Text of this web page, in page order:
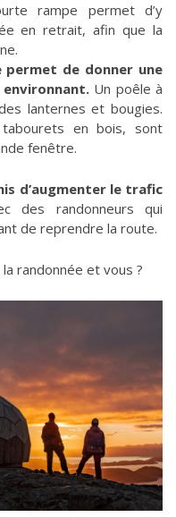
rampe permet d’y
en retrait, afin que la
permet de donner une
Un poêle à
lanternes et bougies.
en bois, sont
fenêtre.
d’augmenter le trafic
des randonneurs qui
de reprendre la route.
randonnée et vous ?